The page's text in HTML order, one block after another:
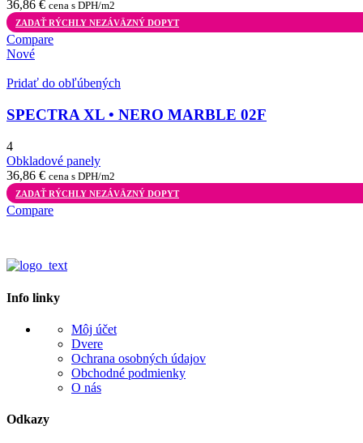
36,86 € cena s DPH/m2
ZADAŤ RÝCHLY NEZÁVÄZNÝ DOPYT
Compare
Nové
Pridať do obľúbených
SPECTRA XL • NERO MARBLE 02F
4
Obkladové panely
36,86 € cena s DPH/m2
ZADAŤ RÝCHLY NEZÁVÄZNÝ DOPYT
Compare
Info linky
Môj účet
Dvere
Ochrana osobných údajov
Obchodné podmienky
O nás
Odkazy